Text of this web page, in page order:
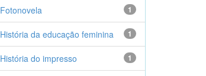
1
Fotonovela
1
História da educação feminina
1
História do impresso